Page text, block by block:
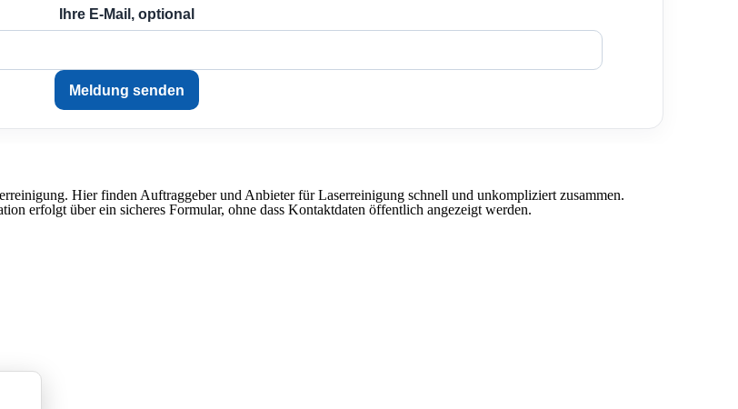
Ihre E-Mail, optional
Hier finden Auftraggeber und Anbieter für Laserreinigung schnell und unkompliziert zusammen.
erfolgt über ein sicheres Formular, ohne dass Kontaktdaten öffentlich angezeigt werden.